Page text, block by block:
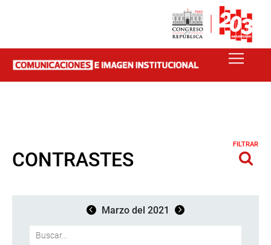
CONTRASTES
FILTRAR
Marzo del 2021